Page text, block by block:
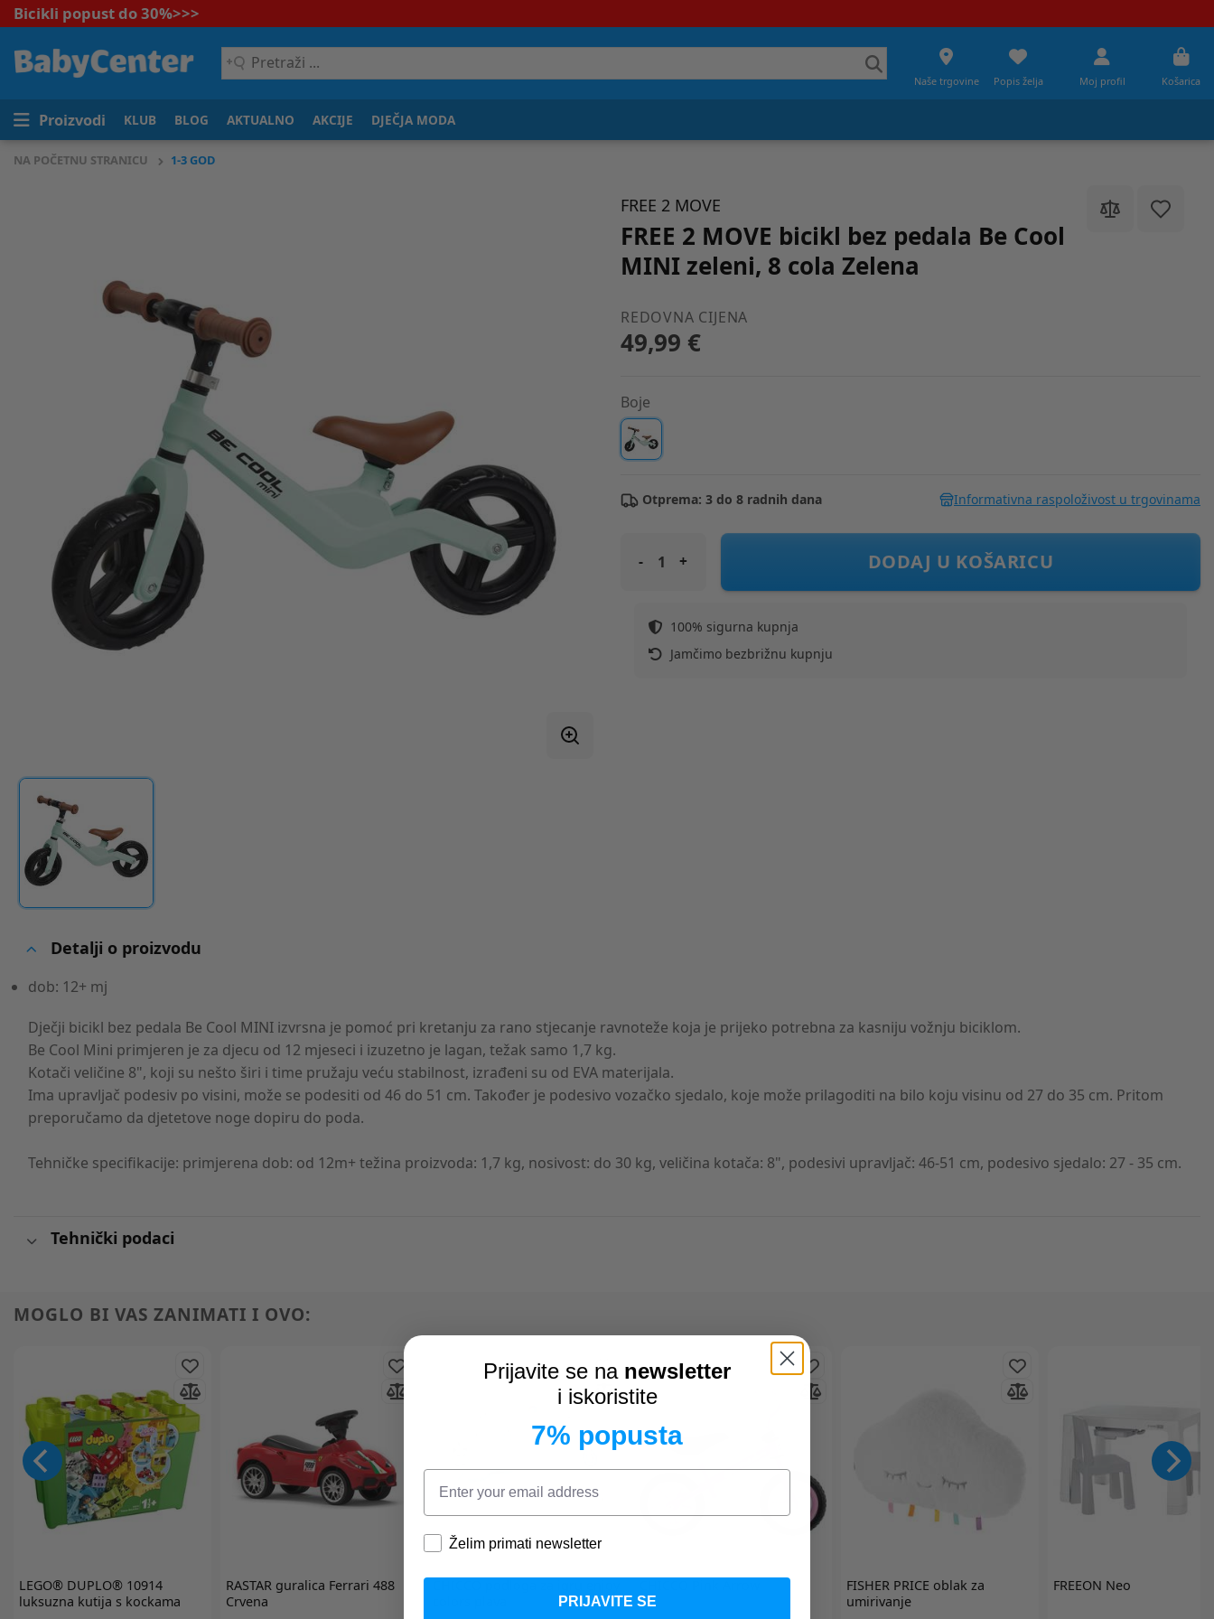
Bicikli popust do 30%>>>
Pretraži
...
Naše trgovine Popis želja Moj profil Košarica
Proizvodi KLUB BLOG AKTUALNO AKCIJE DJEČJA MODA
NA POČETNU STRANICU 1-3 GOD
FREE 2 MOVE
FREE 2 MOVE bicikl bez pedala Be Cool
MINI zeleni, 8 cola Zelena
REDOVNA CIJENA
49,99 €
Boje
Otprema: 3 do 8 radnih dana Informativna raspoloživost u trgovinama
FREE 2 MOVE bicikl bez pedala Be Cool MINI zeleni, 8 cola Zelena
DODAJ U KOŠARICU
100% sigurna kupnja
Jamčimo bezbrižnu kupnju
Detalji o proizvodu
dob: 12+ mj
Dječji bicikl bez pedala Be Cool MINI izvrsna je pomoć pri kretanju za rano stjecanje ravnoteže koja je prijeko potrebna za kasniju vožnju biciklom.
Be Cool Mini primjeren je za djecu od 12 mjeseci i izuzetno je lagan, težak samo 1,7 kg.
Kotači veličine 8", koji su nešto širi i time pružaju veću stabilnost, izrađeni su od EVA materijala.
Ima upravljač podesiv po visini, može se podesiti od 46 do 51 cm. Također je podesivo vozačko sjedalo, koje može prilagoditi na bilo koju visinu od 27 do 35 cm. Pritom
preporučamo da djetetove noge dopiru do poda.
Tehničke specifikacije: primjerena dob: od 12m+ težina proizvoda: 1,7 kg, nosivost: do 30 kg, veličina kotača: 8", podesivi upravljač: 46-51 cm, podesivo sjedalo: 27 - 35 cm.
Tehnički podaci
MOGLO BI VAS ZANIMATI I OVO:
LEGO® DUPLO®10914
luksuzna kutija s kockama
RASTAR guralica Ferrari 488
Crvena
FISHER PRICE oblak za
umirivanje
FREEON Neo
Prijavite se na newsletter
i iskoristite
7% popusta
Želim primati newsletter
PRIJAVITE SE